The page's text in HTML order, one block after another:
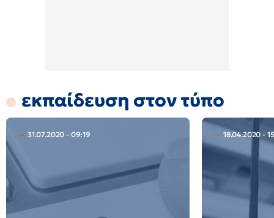
εκπαίδευση στον τύπο
31.07.2020 - 09:19 18.04.2020 -